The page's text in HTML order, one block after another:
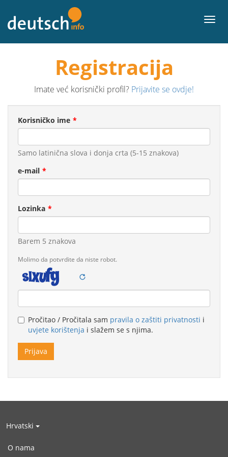
Registracija
Imate već korisnički profil? Prijavite se ovdje!
Korisničko ime
Samo latinična slova i donja crta (5-15 znakova)
e-mail
Lozinka
Barem 5 znakova
Molimo da potvrdite da niste robot.
Legal
remarks
Pročitao / Pročitala sam pravila o zaštiti privatnosti i
uvjete korištenja i slažem se s njima.
Hrvatski
O nama